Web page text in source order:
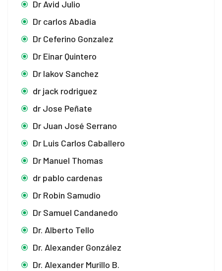
Dr Avid Julio
Dr carlos Abadia
Dr Ceferino Gonzalez
Dr Einar Quintero
Dr Iakov Sanchez
dr jack rodriguez
dr Jose Peñate
Dr Juan José Serrano
Dr Luis Carlos Caballero
Dr Manuel Thomas
dr pablo cardenas
Dr Robin Samudio
Dr Samuel Candanedo
Dr. Alberto Tello
Dr. Alexander González
Dr. Alexander Murillo B.